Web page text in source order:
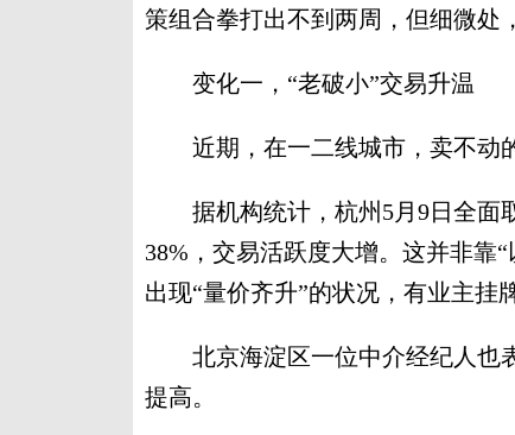
策组合拳打出不到两周，但细微处
变化一，“老破小”交易升温
近期，在一二线城市，卖不动的
据机构统计，杭州5月9日全面
38%，交易活跃度大增。这并非靠
出现“量价齐升”的状况，有业主挂
北京海淀区一位中介经纪人也表
提高。